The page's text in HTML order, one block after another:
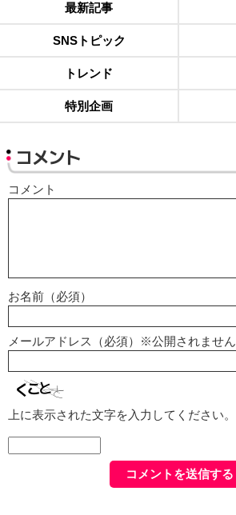
最新記事
SNSトピック
トレンド
特別企画
コメント
コメント
お名前（必須）
メールアドレス（必須）※公開されません
上に表示された文字を入力してください。